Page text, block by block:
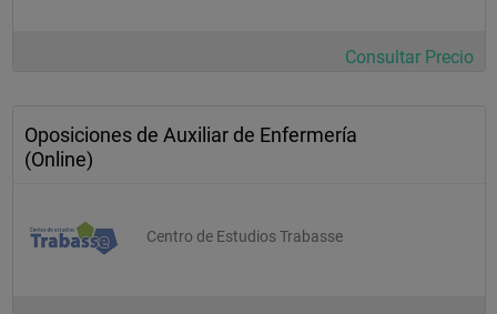
Consultar Precio
Oposiciones de Auxiliar de Enfermería
(Online)
Centro de Estudios Trabasse